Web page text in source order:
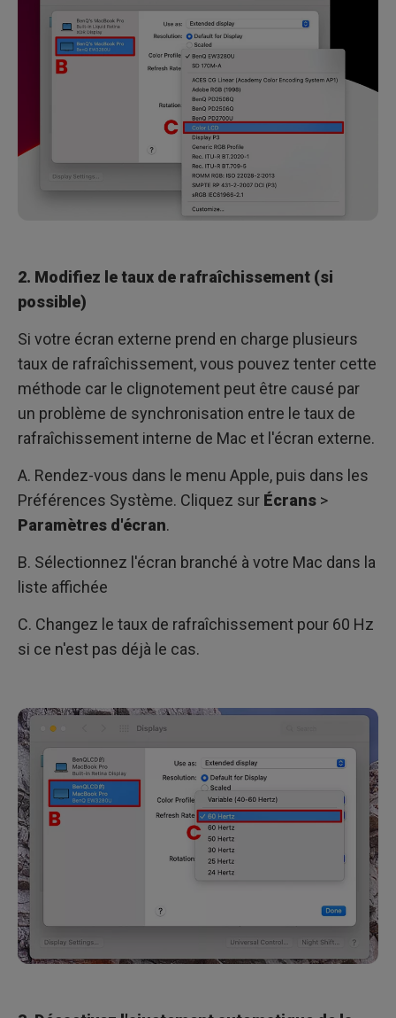
2. Modifiez le taux de rafraîchissement (si
possible)
Si votre écran externe prend en charge plusieurs
taux de rafraîchissement, vous pouvez tenter cette
méthode car le clignotement peut être causé par
un problème de synchronisation entre le taux de
rafraîchissement interne de Mac et l'écran externe.
A. Rendez-vous dans le menu Apple, puis dans les
Préférences Système. Cliquez sur Écrans >
Paramètres d'écran.
B. Sélectionnez l'écran branché à votre Mac dans la
liste affichée
C. Changez le taux de rafraîchissement pour 60 Hz
si ce n'est pas déjà le cas.